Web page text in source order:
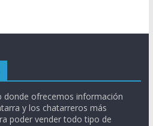
donde ofrecemos información
y los chatarreros más
poder vender todo tipo de